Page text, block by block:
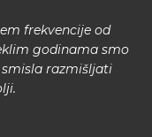
frekvencije od
godinama smo
razmišljati